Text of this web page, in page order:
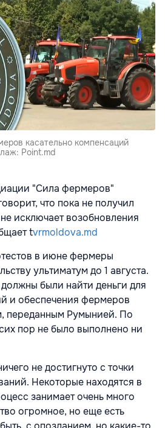
касательно компенсаций
Point.md
"Сила фермеров"
что пока не получил
исключает возобновления
tvrmoldova.md
в июне фермеры
ультиматум до 1 августа.
были найти деньги для
и обеспечения фермеров
переданным Румынией. По
пор не было выполнено ни
не достигнуто с точки
Некоторые находятся в
занимает очень много
огромное, но еще есть